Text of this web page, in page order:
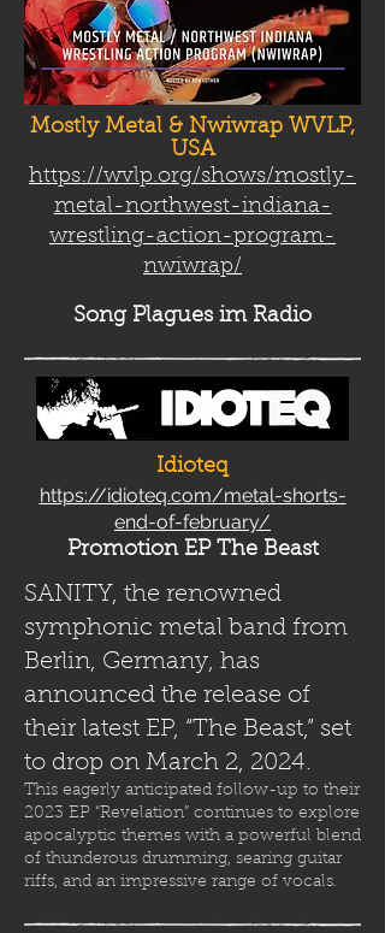
Mostly Metal & Nwiwrap WVLP,
USA
https://wvlp.org/shows/mostly-
metal-northwest-indiana-
wrestling-action-program-
nwiwrap/
Song Plagues im Radio
Idioteq
https://idioteq.com/metal-shorts-
end-of-february/
Promotion EP The Beast
SANITY, the renowned
symphonic metal band from
Berlin, Germany, has
announced the release of
their latest EP, “The Beast,” set
to drop on March 2, 2024.
This eagerly anticipated follow-up to their
2023 EP “Revelation” continues to explore
apocalyptic themes with a powerful blend
of thunderous drumming, searing guitar
riffs, and an impressive range of vocals.